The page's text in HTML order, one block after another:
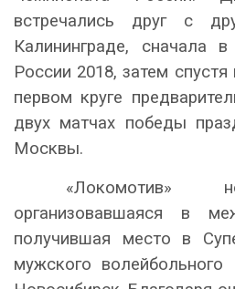
встречались друг с
Калининграде, сначала
России 2018, затем
первом круге
двух матчах победы
Москвы.
«Локомотив»
организовавшаяся в
получившая место в
мужского волейбольного